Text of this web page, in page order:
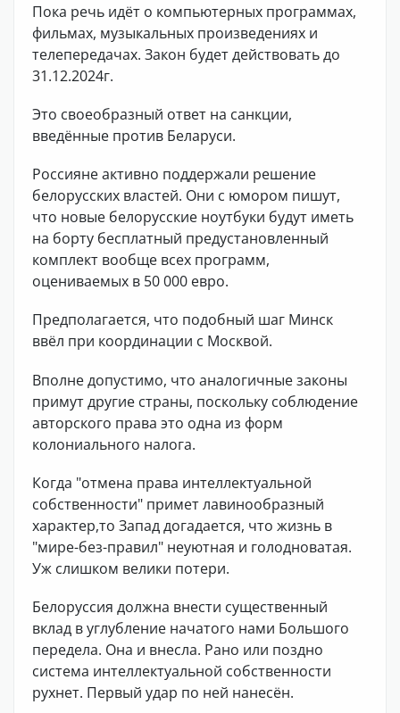
Пока речь идёт о компьютерных программах,
фильмах, музыкальных произведениях и
телепередачах. Закон будет действовать до
31.12.2024г.
Это своеобразный ответ на санкции,
введённые против Беларуси.
Россияне активно поддержали решение
белорусских властей. Они с юмором пишут,
что новые белорусские ноутбуки будут иметь
на борту бесплатный предустановленный
комплект вообще всех программ,
оцениваемых в 50 000 евро.
Предполагается, что подобный шаг Минск
ввёл при координации с Москвой.
Вполне допустимо, что аналогичные законы
примут другие страны, поскольку соблюдение
авторского права это одна из форм
колониального налога.
Когда "отмена права интеллектуальной
собственности" примет лавинообразный
характер,то Запад догадается, что жизнь в
"мире-без-правил" неуютная и голодноватая.
Уж слишком велики потери.
Белоруссия должна внести существенный
вклад в углубление начатого нами Большого
передела. Она и внесла. Рано или поздно
система интеллектуальной собственности
рухнет. Первый удар по ней нанесён.